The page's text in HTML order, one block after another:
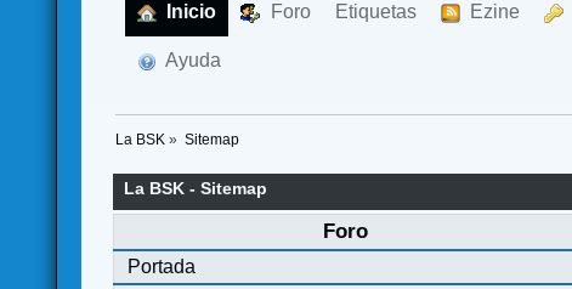
Inicio Foro Etiquetas Ezine
Ayuda
La BSK » Sitemap
La BSK - Sitemap
Foro
Portada